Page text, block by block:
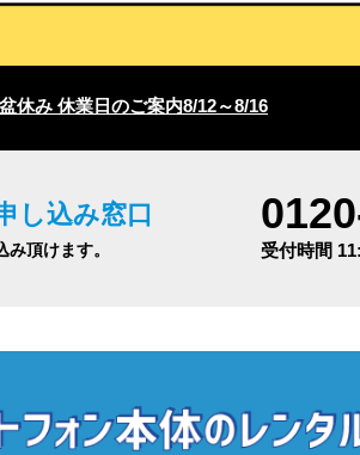
休み 休業日のご案内8/12～8/16
し込み窓口
頂けます。 受付時間